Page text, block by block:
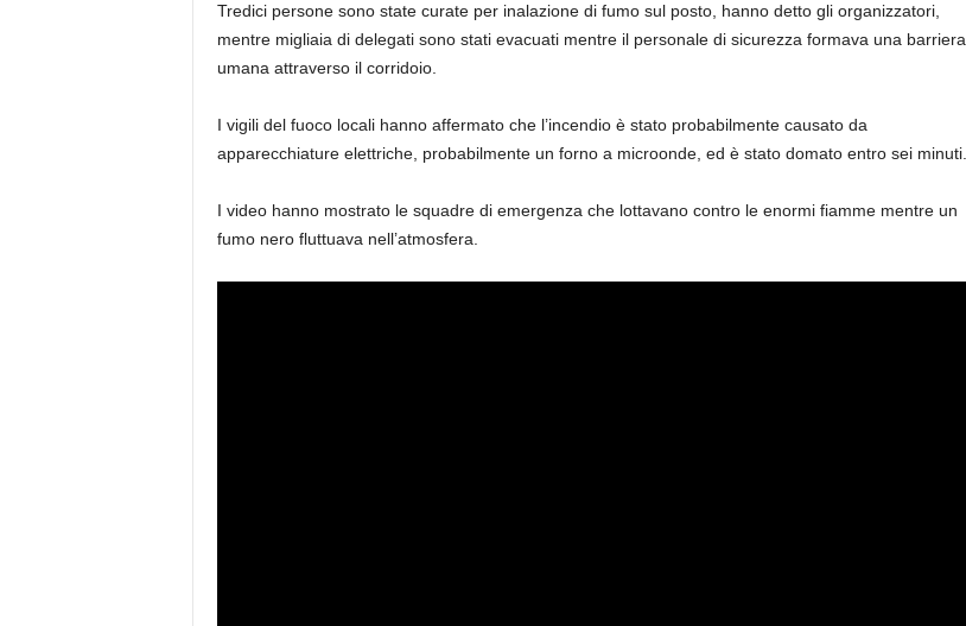
Tredici persone sono state curate per inalazione di fumo sul posto, hanno detto gli organizzatori,
mentre migliaia di delegati sono stati evacuati mentre il personale di sicurezza formava una barriera
umana attraverso il corridoio.
I vigili del fuoco locali hanno affermato che l’incendio è stato probabilmente causato da
apparecchiature elettriche, probabilmente un forno a microonde, ed è stato domato entro sei minuti.
I video hanno mostrato le squadre di emergenza che lottavano contro le enormi fiamme mentre un
fumo nero fluttuava nell’atmosfera.